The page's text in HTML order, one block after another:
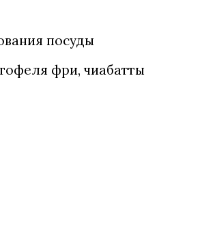
посуды
фри, чиабатты